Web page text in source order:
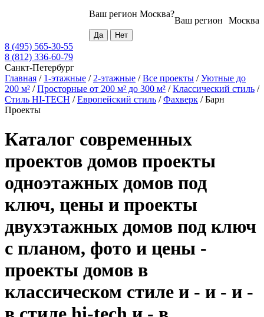
Москва
Ваш регион
Ваш регион Москва?
8 (495) 565-30-55
8 (812) 336-60-79
Санкт-Петербург
Главная / 1-этажные / 2-этажные /Все проекты /Уютные до
200 м² /Просторные от 200 м² до 300 м² /Классический стиль /
Стиль HI-TECH /Европейский стиль /Фахверк /Барн
Проекты
Каталог современных
проектов домов проекты
одноэтажных домов под
ключ, цены и проекты
двухэтажных домов под ключ
с планом, фото и цены -
проекты домов в
классическом стиле и - и - и -